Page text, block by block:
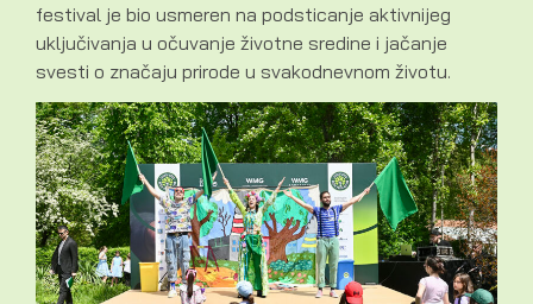
festival je bio usmeren na podsticanje aktivnijeg
uključivanja u očuvanje životne sredine i jačanje
svesti o značaju prirode u svakodnevnom životu.